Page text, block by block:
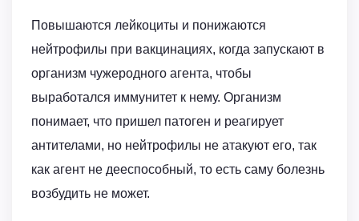
Повышаются лейкоциты и понижаются
нейтрофилы при вакцинациях, когда запускают в
организм чужеродного агента, чтобы
выработался иммунитет к нему. Организм
понимает, что пришел патоген и реагирует
антителами, но нейтрофилы не атакуют его, так
как агент не дееспособный, то есть саму болезнь
возбудить не может.